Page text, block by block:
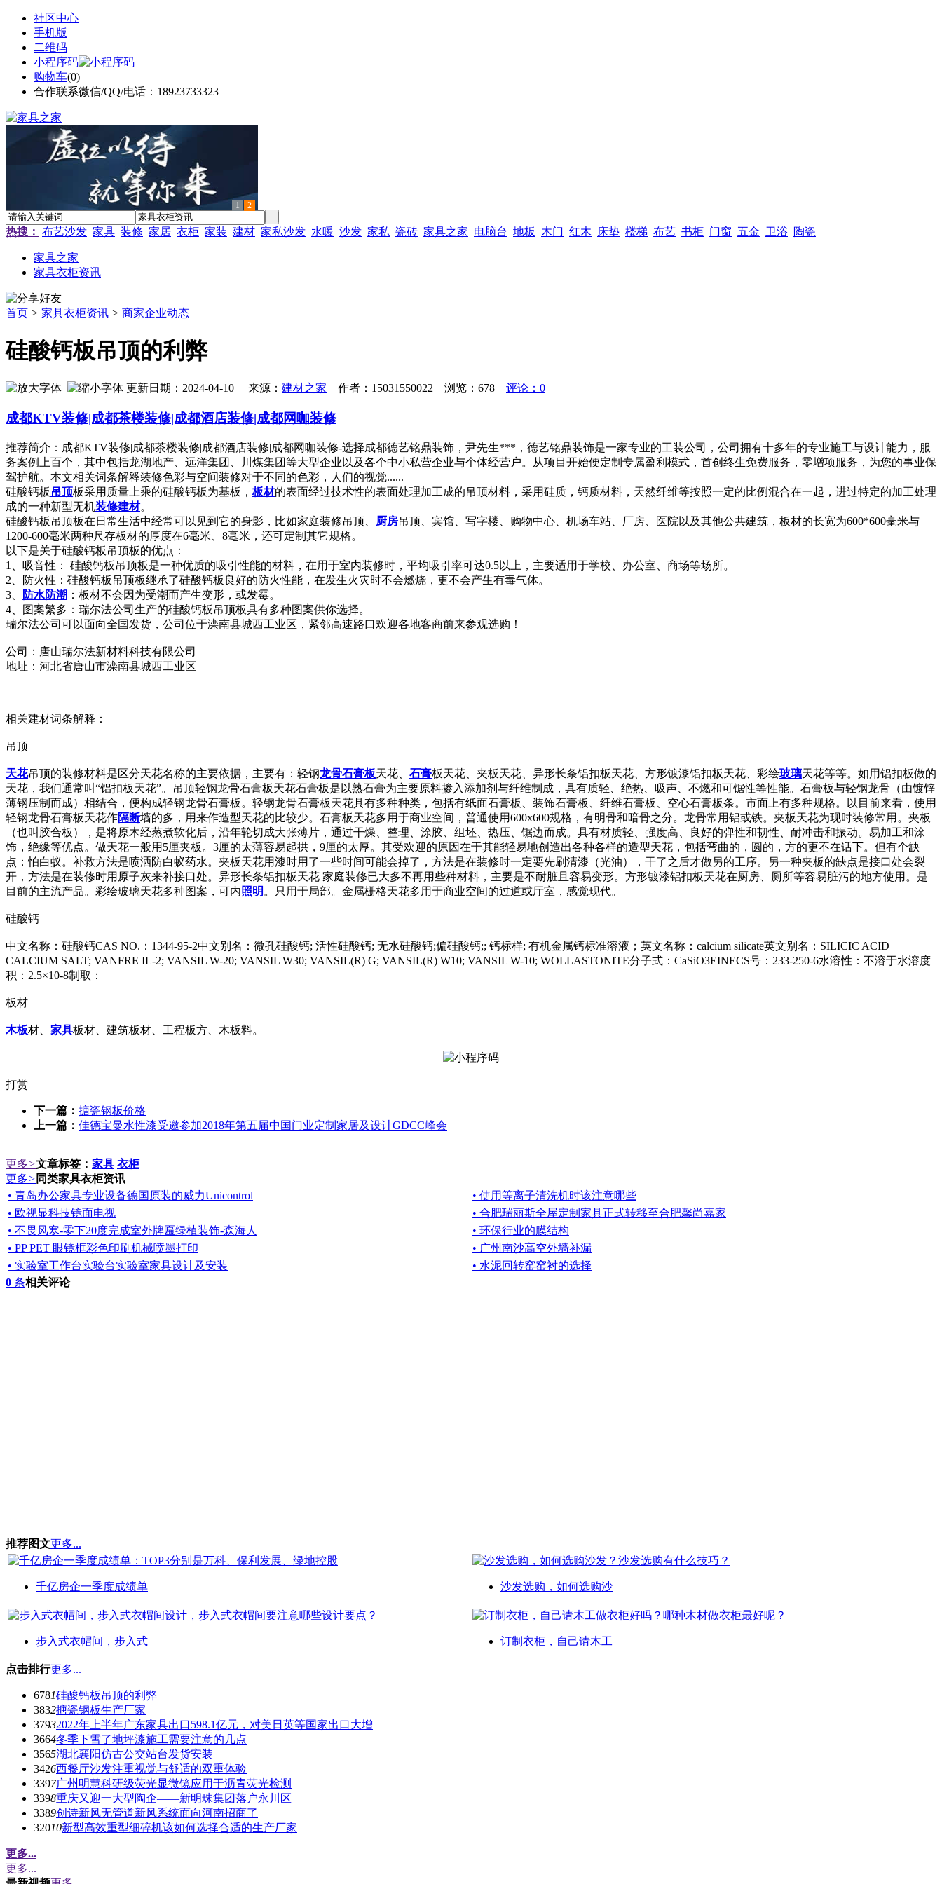
社区中心
手机版
二维码
小程序码
购物车(0)
合作联系微信/QQ/电话：18923733323
1 2
热搜： 布艺沙发 家具 装修 家居 衣柜 家装 建材 家私沙发 水暖 沙发 家私 瓷砖 家具之家 电脑台 地板 木门 红木 床垫 楼梯 布艺 书柜 门窗 五金 卫浴 陶瓷
家具之家
家具衣柜资讯
首页 > 家具衣柜资讯 > 商家企业动态
硅酸钙板吊顶的利弊
更新日期：2024-04-10 来源： 建材之家 作者：15031550022 浏览： 678 评论：0
成都KTV装修|成都茶楼装修|成都酒店装修|成都网咖装修
推荐简介：成都KTV装修|成都茶楼装修|成都酒店装修|成都网咖装修-选择成都德艺铭鼎装饰，尹先生***，德艺铭鼎装饰是一家专业的工装公司，公司拥有十多年的专业施工与设计能力，服
务案例上百个，其中包括龙湖地产、远洋集团、川煤集团等大型企业以及各个中小私营企业与个体经营户。从项目开始便定制专属盈利模式，首创终生免费服务，零增项服务，为您的事业保
驾护航。本文相关词条解释装修色彩与空间装修对于不同的色彩，人们的视觉......
硅酸钙板 吊顶板采用质量上乘的硅酸钙板为基板， 板材的表面经过技术性的表面处理加工成的吊顶材料，采用硅质，钙质材料，天然纤维等按照一定的比例混合在一起，进过特定的加工处理
成的一种新型无机装修建材。
硅酸钙板吊顶板在日常生活中经常可以见到它的身影，比如家庭装修吊顶、
厨房吊顶、宾馆、写字楼、购物中心、机场车站、厂房、医院以及其他公共建筑，板材的长宽为600*600毫米与
1200-600毫米两种尺存板材的厚度在6毫米、8毫米，还可定制其它规格。
以下是关于硅酸钙板吊顶板的优点：
1、吸音性： 硅酸钙板吊顶板是一种优质的吸引性能的材料，在用于室内装修时，平均吸引率可达0.5以上，主要适用于学校、办公室、商场等场所。
2、防火性：硅酸钙板吊顶板继承了硅酸钙板良好的防火性能，在发生火灾时不会燃烧，更不会产生有毒气体。
3、
防水防潮 ：板材不会因为受潮而产生变形，或发霉。
4、图案繁多：瑞尔法公司生产的硅酸钙板吊顶板具有多种图案供你选择。
瑞尔法公司可以面向全国发货，公司位于滦南县城西工业区，紧邻高速路口欢迎各地客商前来参观选购！
公司：唐山瑞尔法新材料科技有限公司
地址：河北省唐山市滦南县城西工业区
相关建材词条解释：
吊顶
天花吊顶的装修材料是区分天花名称的主要依据，主要有：轻钢龙骨石膏板天花、 石膏板天花、夹板天花、异形长条铝扣板天花、方形镀漆铝扣板天花、彩绘玻璃天花等等。如用铝扣板做的
天花，我们通常叫“铝扣板天花”。吊顶轻钢龙骨石膏板天花石膏板是以熟石膏为主要原料掺入添加剂与纤维制成，具有质轻、绝热、吸声、不燃和可锯性等性能。石膏板与轻钢龙骨（由镀锌
薄钢压制而成）相结合，便构成轻钢龙骨石膏板。轻钢龙骨石膏板天花具有多种种类，包括有纸面石膏板、装饰石膏板、纤维石膏板、空心石膏板条。市面上有多种规格。以目前来看，使用
轻钢龙骨石膏板天花作隔断墙的多，用来作造型天花的比较少。石膏板天花多用于商业空间，普通使用600x600规格，有明骨和暗骨之分。龙骨常用铝或铁。夹板天花为现时装修常用。夹板
（也叫胶合板），是将原木经蒸煮软化后，沿年轮切成大张薄片，通过干燥、整理、涂胶、组坯、热压、锯边而成。具有材质轻、强度高、良好的弹性和韧性、耐冲击和振动。易加工和涂
饰，绝缘等优点。做天花一般用5厘夹板。3厘的太薄容易起拱，9厘的太厚。其受欢迎的原因在于其能轻易地创造出各种各样的造型天花，包括弯曲的，圆的，方的更不在话下。但有个缺
点：怕白蚁。补救方法是喷洒防白蚁药水。夹板天花用漆时用了一些时间可能会掉了，方法是在装修时一定要先刷清漆（光油），干了之后才做另的工序。另一种夹板的缺点是接口处会裂
开，方法是在装修时用原子灰来补接口处。异形长条铝扣板天花 家庭装修已大多不再用些种材料，主要是不耐脏且容易变形。方形镀漆铝扣板天花在厨房、厕所等容易脏污的地方使用。是
目前的主流产品。彩绘玻璃天花多种图案，可内照明 。只用于局部。金属栅格天花多用于商业空间的过道或厅室，感觉现代。
硅酸钙
中文名称：硅酸钙CAS NO.：1344-95-2中文别名：微孔硅酸钙; 活性硅酸钙; 无水硅酸钙;偏硅酸钙;; 钙标样; 有机金属钙标准溶液；英文名称：calcium silicate英文别名：SILICIC ACID
CALCIUM SALT; VANFRE IL-2; VANSIL W-20; VANSIL W30; VANSIL(R) G; VANSIL(R) W10; VANSIL W-10; WOLLASTONITE分子式：CaSiO3EINECS号：233-250-6水溶性：不溶于水溶度
积：2.5×10-8制取：
板材
木板材、 家具板材、建筑板材、工程板方、木板料。
打赏
下一篇： 搪瓷钢板价格
上一篇： 佳德宝曼水性漆受邀参加2018年第五届中国门业定制家居及设计GDCC峰会
更多>文章标签： 家具 衣柜
更多> 同类家具衣柜资讯
• 青岛办公家具专业设备德国原装的威力Unicontrol
• 使用等离子清洗机时该注意哪些
• 欧视显科技镜面电视
• 合肥瑞丽斯全屋定制家具正式转移至合肥馨尚嘉家
• 不畏风寒-零下20度完成室外牌匾绿植装饰-森海人
• 环保行业的膜结构
• PP PET 眼镜框彩色印刷机械喷墨打印
• 广州南沙高空外墙补漏
• 实验室工作台实验台实验室家具设计及安装
• 水泥回转窑窑衬的选择
0 条相关评论
推荐图文更多...
千亿房企一季度成绩单 沙发选购，如何选购沙
步入式衣帽间，步入式 订制衣柜，自己请木工
点击排行更多...
6781硅酸钙板吊顶的利弊
3832搪瓷钢板生产厂家
37932022年上半年广东家具出口598.1亿元，对美日英等国家出口大增
3664冬季下雪了地坪漆施工需要注意的几点
3565湖北襄阳仿古公交站台发货安装
3426西餐厅沙发注重视觉与舒适的双重体验
3397广州明慧科研级荧光显微镜应用于沥青荧光检测
3398重庆又迎一大型陶企——新明珠集团落户永川区
3389创诗新风无管道新风系统面向河南招商了
32010新型高效重型细碎机该如何选择合适的生产厂家
更多...
更多...